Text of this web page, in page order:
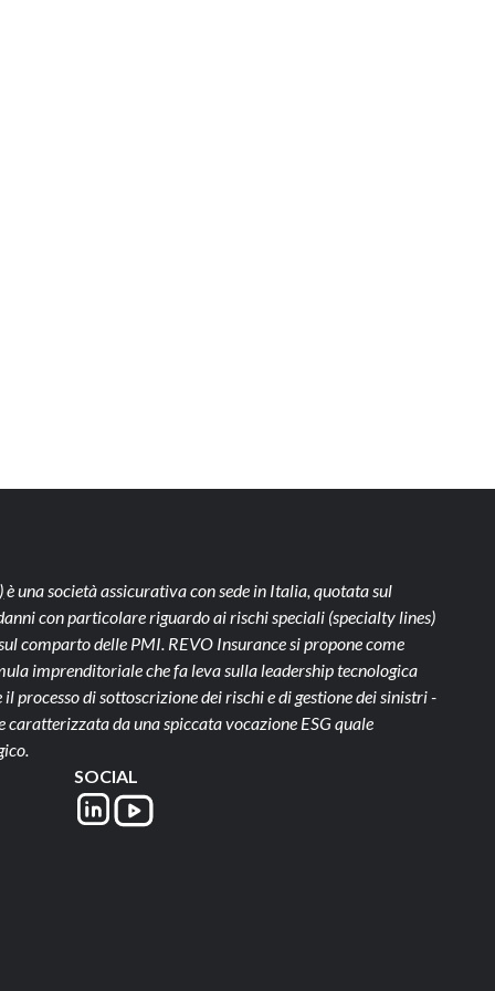
è una società assicurativa con sede in Italia, quotata sul
con particolare riguardo ai rischi speciali (specialty lines)
comparto delle PMI. REVO Insurance si propone come
imprenditoriale che fa leva sulla leadership tecnologica
processo di sottoscrizione dei rischi e di gestione dei sinistri -
caratterizzata da una spiccata vocazione ESG quale
SOCIAL